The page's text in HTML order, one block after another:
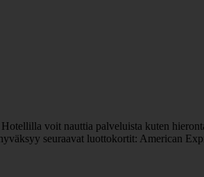
voit nauttia palveluista kuten
seuraavat luottokortit: American